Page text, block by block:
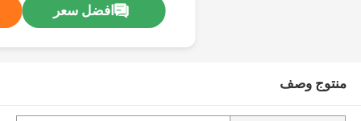
افضل سعر
منتوج وصف